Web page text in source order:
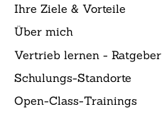
Ihre Ziele & Vorteile
Über mich
Vertrieb lernen - Ratgeber
Schulungs-Standorte
Open-Class-Trainings